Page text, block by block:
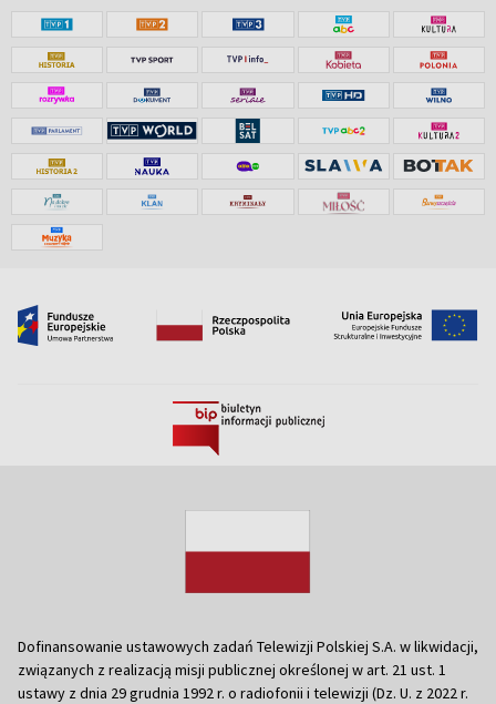
Dofinansowanie ustawowych zadań Telewizji Polskiej S.A. w likwidacji,
związanych z realizacją misji publicznej określonej w art. 21 ust. 1
ustawy z dnia 29 grudnia 1992 r. o radiofonii i telewizji (Dz. U. z 2022 r.